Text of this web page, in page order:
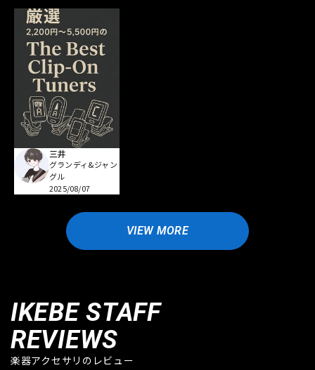
三井
グランディ&ジャン
グル
2025/08/07
VIEW MORE
IKEBE STAFF
REVIEWS
楽器アクセサリのレビュー